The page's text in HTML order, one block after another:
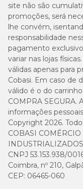
site não são
promoções, será
lhe convém,
responsabilidade
pagamento
variar nas lojas
válidas apenas para
Cobasi. Em caso de
válido é o do
COMPRA SEGURA.
informações
Copyright 2026.
COBASI
CNPJ 53.153.938/
Coimbra, nº 210,
CEP: 06465-060